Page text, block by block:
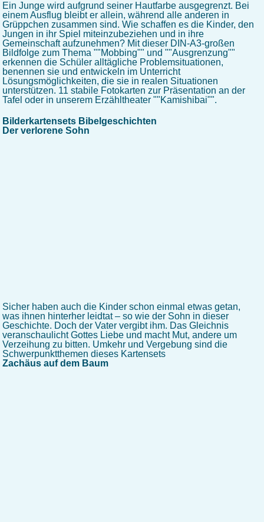
Ein Junge wird aufgrund seiner Hautfarbe ausgegrenzt. Bei
einem Ausflug bleibt er allein, während alle anderen in
Grüppchen zusammen sind. Wie schaffen es die Kinder, den
Jungen in ihr Spiel miteinzubeziehen und in ihre
Gemeinschaft aufzunehmen? Mit dieser DIN-A3-großen
Bildfolge zum Thema ""Mobbing"" und ""Ausgrenzung""
erkennen die Schüler alltägliche Problemsituationen,
benennen sie und entwickeln im Unterricht
Lösungsmöglichkeiten, die sie in realen Situationen
unterstützen. 11 stabile Fotokarten zur Präsentation an der
Tafel oder in unserem Erzähltheater ""Kamishibai"".
Bilderkartensets Bibelgeschichten
Der verlorene Sohn
Sicher haben auch die Kinder schon einmal etwas getan,
was ihnen hinterher leidtat – so wie der Sohn in dieser
Geschichte. Doch der Vater vergibt ihm. Das Gleichnis
veranschaulicht Gottes Liebe und macht Mut, andere um
Verzeihung zu bitten. Umkehr und Vergebung sind die
Schwerpunktthemen dieses Kartensets
Zachäus auf dem Baum